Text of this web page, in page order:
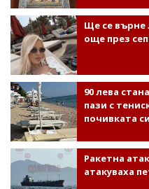
Ще се върне
още през
90 лева
пази с
почивката
Ракетна
атакуваха